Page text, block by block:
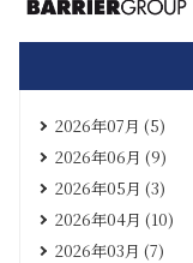
2026年07月 (5)
2026年06月 (9)
2026年05月 (3)
2026年04月 (10)
2026年03月 (7)